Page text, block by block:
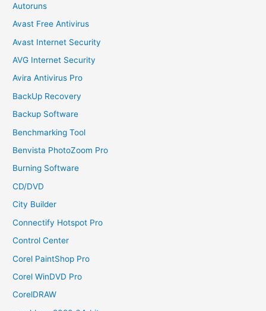
Autoruns
Avast Free Antivirus
Avast Internet Security
AVG Internet Security
Avira Antivirus Pro
BackUp Recovery
Backup Software
Benchmarking Tool
Benvista PhotoZoom Pro
Burning Software
CD/DVD
City Builder
Connectify Hotspot Pro
Control Center
Corel PaintShop Pro
Corel WinDVD Pro
CorelDRAW